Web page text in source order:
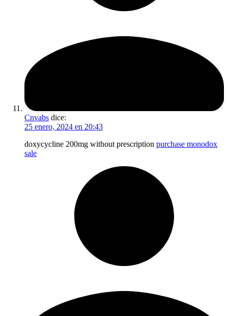
Cnvabs dice:
25 enero, 2024 en 20:43
doxycycline 200mg without prescription purchase monodox
sale